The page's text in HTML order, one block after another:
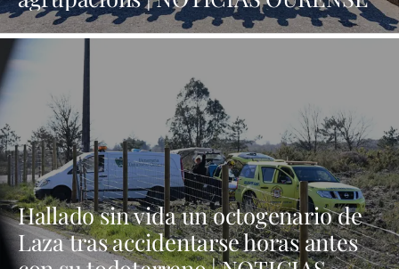
Hallado sin vida un octogenario de
Laza tras accidentarse horas antes